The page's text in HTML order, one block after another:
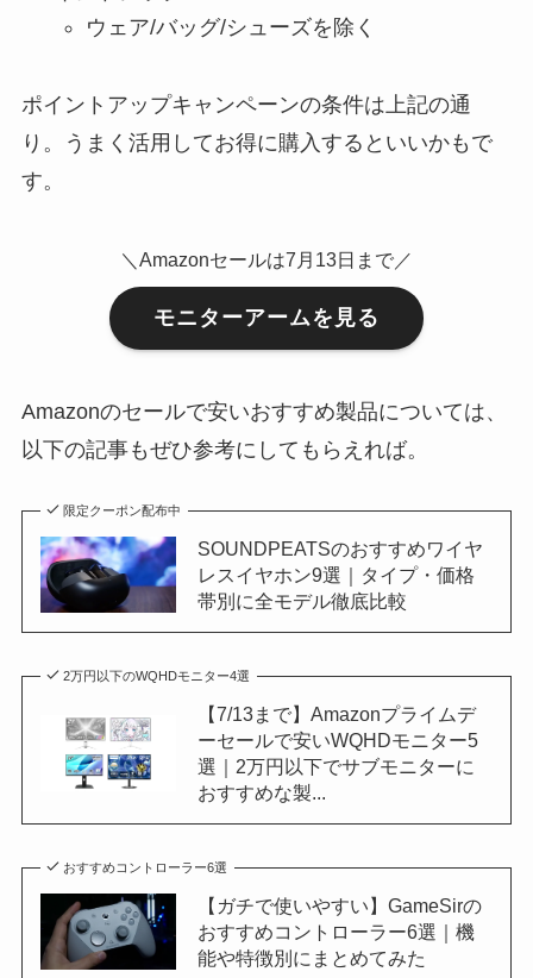
ウェア/バッグ/シューズを除く
ポイントアップキャンペーンの条件は上記の通
り。うまく活用してお得に購入するといいかもで
す。
＼Amazonセールは7月13日まで／
モニターアームを見る
Amazonのセールで安いおすすめ製品については、
以下の記事もぜひ参考にしてもらえれば。
限定クーポン配布中
SOUNDPEATSのおすすめワイヤ
レスイヤホン9選｜タイプ・価格
帯別に全モデル徹底比較
2万円以下のWQHDモニター4選
【7/13まで】Amazonプライムデ
ーセールで安いWQHDモニター5
選｜2万円以下でサブモニターに
おすすめな製...
おすすめコントローラー6選
【ガチで使いやすい】GameSirの
おすすめコントローラー6選｜機
能や特徴別にまとめてみた